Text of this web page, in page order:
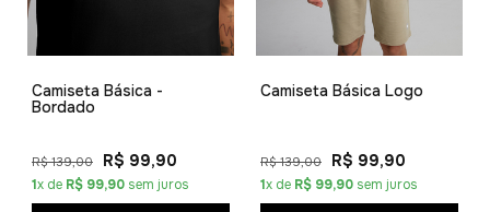
Camiseta Básica -
Bordado
R$ 139,00 R$ 99,90
1x de R$ 99,90 sem juros
Camiseta Básica Logo
R$ 139,00 R$ 99,90
1x de R$ 99,90 sem juros